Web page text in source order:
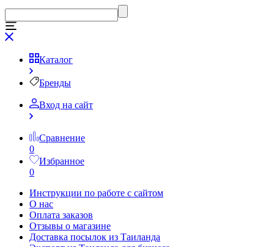
Каталог
Бренды
Вход на сайт
Сравнение
0
Избранное
0
Инструкции по работе с сайтом
О нас
Оплата заказов
Отзывы о магазине
Доставка посылок из Таиланда